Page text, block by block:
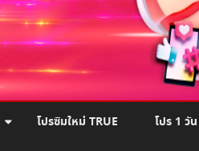
โปรซิมใหม่ TRUE โปร 1 วัน